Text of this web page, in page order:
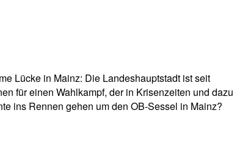
Lücke in Mainz: Die Landeshauptstadt ist seit
für einen Wahlkampf, der in Krisenzeiten und dazu
ins Rennen gehen um den OB-Sessel in Mainz?